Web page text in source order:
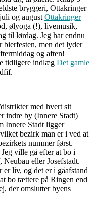
bryggeri, Ottakringer
og august Ottakringer
ølyoga (!), livemusik,
til lørdag. Jeg har endnu
bierfesten, men det lyder
og aften!
tidligere indlæg Det gamle
med hvert sit
indre by (Innere Stadt)
Innere Stadt ligger
bezirk man er i ved at
nummer først.
Jeg ville gå efter at bo i
eller Josefstadt.
er liv, og det er i gåafstand
bo tættere på Ringen end
der omslutter byens